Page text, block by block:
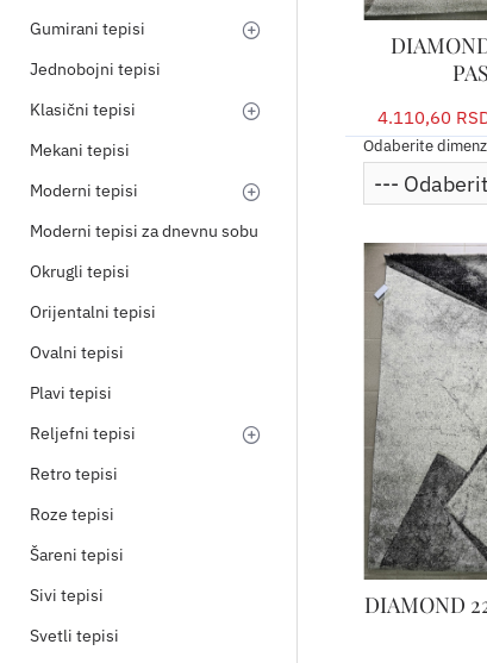
Gumirani tepisi
Jednobojni tepisi
Klasični tepisi
Mekani tepisi
Moderni tepisi
Moderni tepisi za dnevnu sobu
Okrugli tepisi
Orijentalni tepisi
Ovalni tepisi
Plavi tepisi
Reljefni tepisi
Retro tepisi
Roze tepisi
Šareni tepisi
Sivi tepisi
Svetli tepisi
4.110,60
Odaberite
DIAMOND